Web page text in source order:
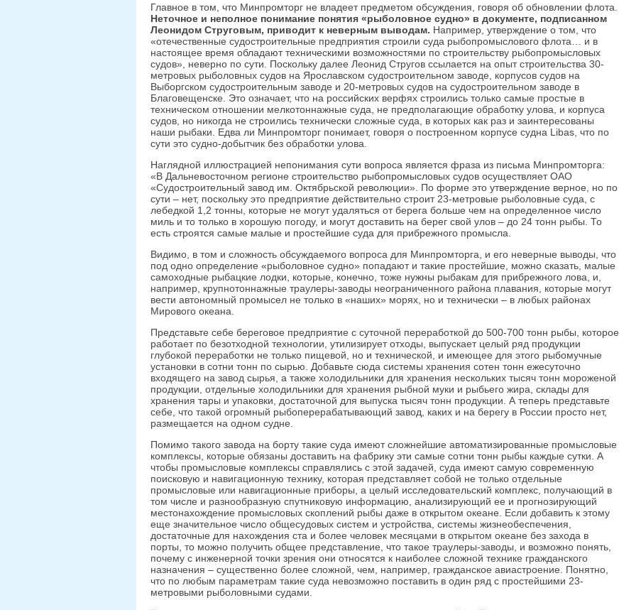
Главное в том, что Минпромторг не владеет предметом обсуждения, говоря об обновлении флота.
Неточное и неполное понимание понятия «рыболовное судно» в документе, подписанном
Леонидом Струговым, приводит к неверным выводам. Например, утверждение о том, что
«отечественные судостроительные предприятия строили суда рыбопромыслового флота… и в
настоящее время обладают техническими возможностями по строительству рыбопромысловых
судов», неверно по сути. Поскольку далее Леонид Стругов ссылается на опыт строительства 30-
метровых рыболовных судов на Ярославском судостроительном заводе, корпусов судов на
Выборгском судостроительным заводе и 20-метровых судов на судостроительном заводе в
Благовещенске. Это означает, что на российских верфях строились только самые простые в
техническом отношении мелкотоннажные суда, не предполагающие обработку улова, и корпуса
судов, но никогда не строились технически сложные суда, в которых как раз и заинтересованы
наши рыбаки. Едва ли Минпромторг понимает, говоря о построенном корпусе судна Libas, что по
сути это судно-добытчик без обработки улова.
Наглядной иллюстрацией непонимания сути вопроса является фраза из письма Минпромторга:
«В Дальневосточном регионе строительство рыбопромысловых судов осуществляет ОАО
«Судостроительный завод им. Октябрьской революции». По форме это утверждение верное, но по
сути – нет, поскольку это предприятие действительно строит 23-метровые рыболовные суда, с
лебедкой 1,2 тонны, которые не могут удаляться от берега больше чем на определенное число
миль и то только в хорошую погоду, и могут доставить на берег свой улов – до 24 тонн рыбы. То
есть строятся самые малые и простейшие суда для прибрежного промысла.
Видимо, в том и сложность обсуждаемого вопроса для Минпромторга, и его неверные выводы, что
под одно определение «рыболовное судно» попадают и такие простейшие, можно сказать, малые
самоходные рыбацкие лодки, которые, конечно, тоже нужны рыбакам для прибрежного лова, и,
например, крупнотоннажные траулеры-заводы неограниченного района плавания, которые могут
вести автономный промысел не только в «наших» морях, но и технически – в любых районах
Мирового океана.
Представьте себе береговое предприятие с суточной переработкой до 500-700 тонн рыбы, которое
работает по безотходной технологии, утилизирует отходы, выпускает целый ряд продукции
глубокой переработки не только пищевой, но и технической, и имеющее для этого рыбомучные
установки в сотни тонн по сырью. Добавьте сюда системы хранения сотен тонн ежесуточно
входящего на завод сырья, а также холодильники для хранения нескольких тысяч тонн мороженой
продукции, отдельные холодильники для хранения рыбной муки и рыбьего жира, склады для
хранения тары и упаковки, достаточной для выпуска тысяч тонн продукции. А теперь представьте
себе, что такой огромный рыбоперерабатывающий завод, каких и на берегу в России просто нет,
размещается на одном судне.
Помимо такого завода на борту такие суда имеют сложнейшие автоматизированные промысловые
комплексы, которые обязаны доставить на фабрику эти самые сотни тонн рыбы каждые сутки. А
чтобы промысловые комплексы справлялись с этой задачей, суда имеют самую современную
поисковую и навигационную технику, которая представляет собой не только отдельные
промысловые или навигационные приборы, а целый исследовательский комплекс, получающий в
том числе и разнообразную спутниковую информацию, анализирующий ее и прогнозирующий
местонахождение промысловых скоплений рыбы даже в открытом океане. Если добавить к этому
еще значительное число общесудовых систем и устройства, системы жизнеобеспечения,
достаточные для нахождения ста и более человек месяцами в открытом океане без захода в
порты, то можно получить общее представление, что такое траулеры-заводы, и возможно понять,
почему с инженерной точки зрения они относятся к наиболее сложной технике гражданского
назначения – существенно более сложной, чем, например, гражданское авиастроение. Понятно,
что по любым параметрам такие суда невозможно поставить в один ряд с простейшими 23-
метровыми рыболовными судами.